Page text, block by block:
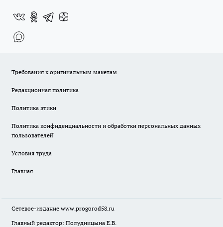
Требования к оригинальным макетам
Редакционная политика
Политика этики
Политика конфиденциальности и обработки персональных данных
пользователей̆
Условия труда
Главная
Сетевое-издание www.progorod58.ru
Главный редактор: Полудницына Е.В.